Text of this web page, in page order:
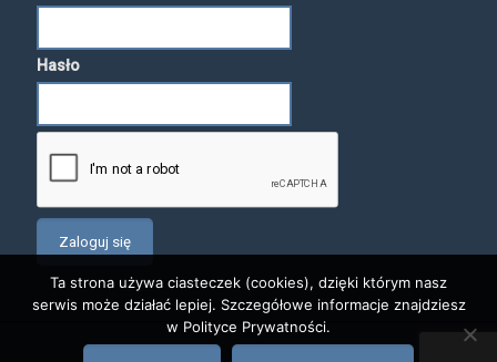
Hasło
Ta strona używa ciasteczek (cookies), dzięki którym nasz
serwis może działać lepiej. Szczegółowe informacje znajdziesz
w Polityce Prywatności.